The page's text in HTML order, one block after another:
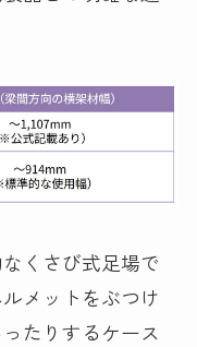
くさび式足場で
メットをぶつけ
たりするケース